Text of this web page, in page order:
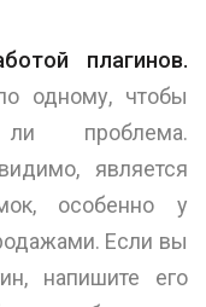
плагинов.
одному, чтобы
проблема.
является
особенно у
Если вы
напишите его